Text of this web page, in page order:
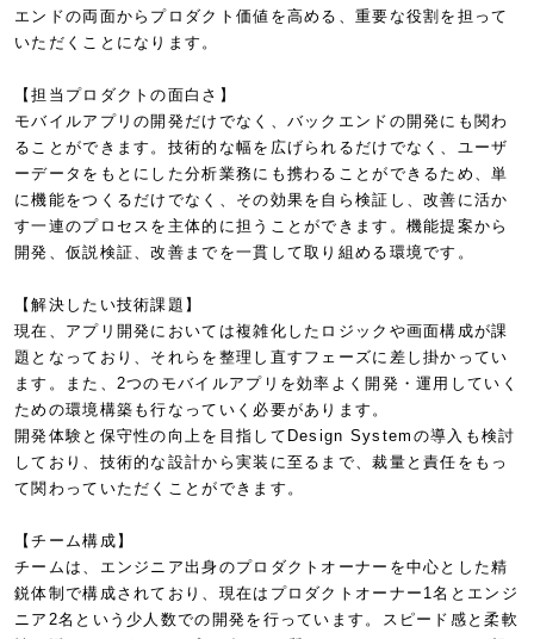
エンドの両面からプロダクト価値を高める、重要な役割を担って
いただくことになります。
【担当プロダクトの面白さ】
モバイルアプリの開発だけでなく、バックエンドの開発にも関わ
ることができます。技術的な幅を広げられるだけでなく、ユーザ
ーデータをもとにした分析業務にも携わることができるため、単
に機能をつくるだけでなく、その効果を自ら検証し、改善に活か
す一連のプロセスを主体的に担うことができます。機能提案から
開発、仮説検証、改善までを一貫して取り組める環境です。
【解決したい技術課題】
現在、アプリ開発においては複雑化したロジックや画面構成が課
題となっており、それらを整理し直すフェーズに差し掛かってい
ます。また、2つのモバイルアプリを効率よく開発・運用していく
ための環境構築も行なっていく必要があります。
開発体験と保守性の向上を目指してDesign Systemの導入も検討
しており、技術的な設計から実装に至るまで、裁量と責任をもっ
て関わっていただくことができます。
【チーム構成】
チームは、エンジニア出身のプロダクトオーナーを中心とした精
鋭体制で構成されており、現在はプロダクトオーナー1名とエンジ
ニア2名という少人数での開発を行っています。スピード感と柔軟